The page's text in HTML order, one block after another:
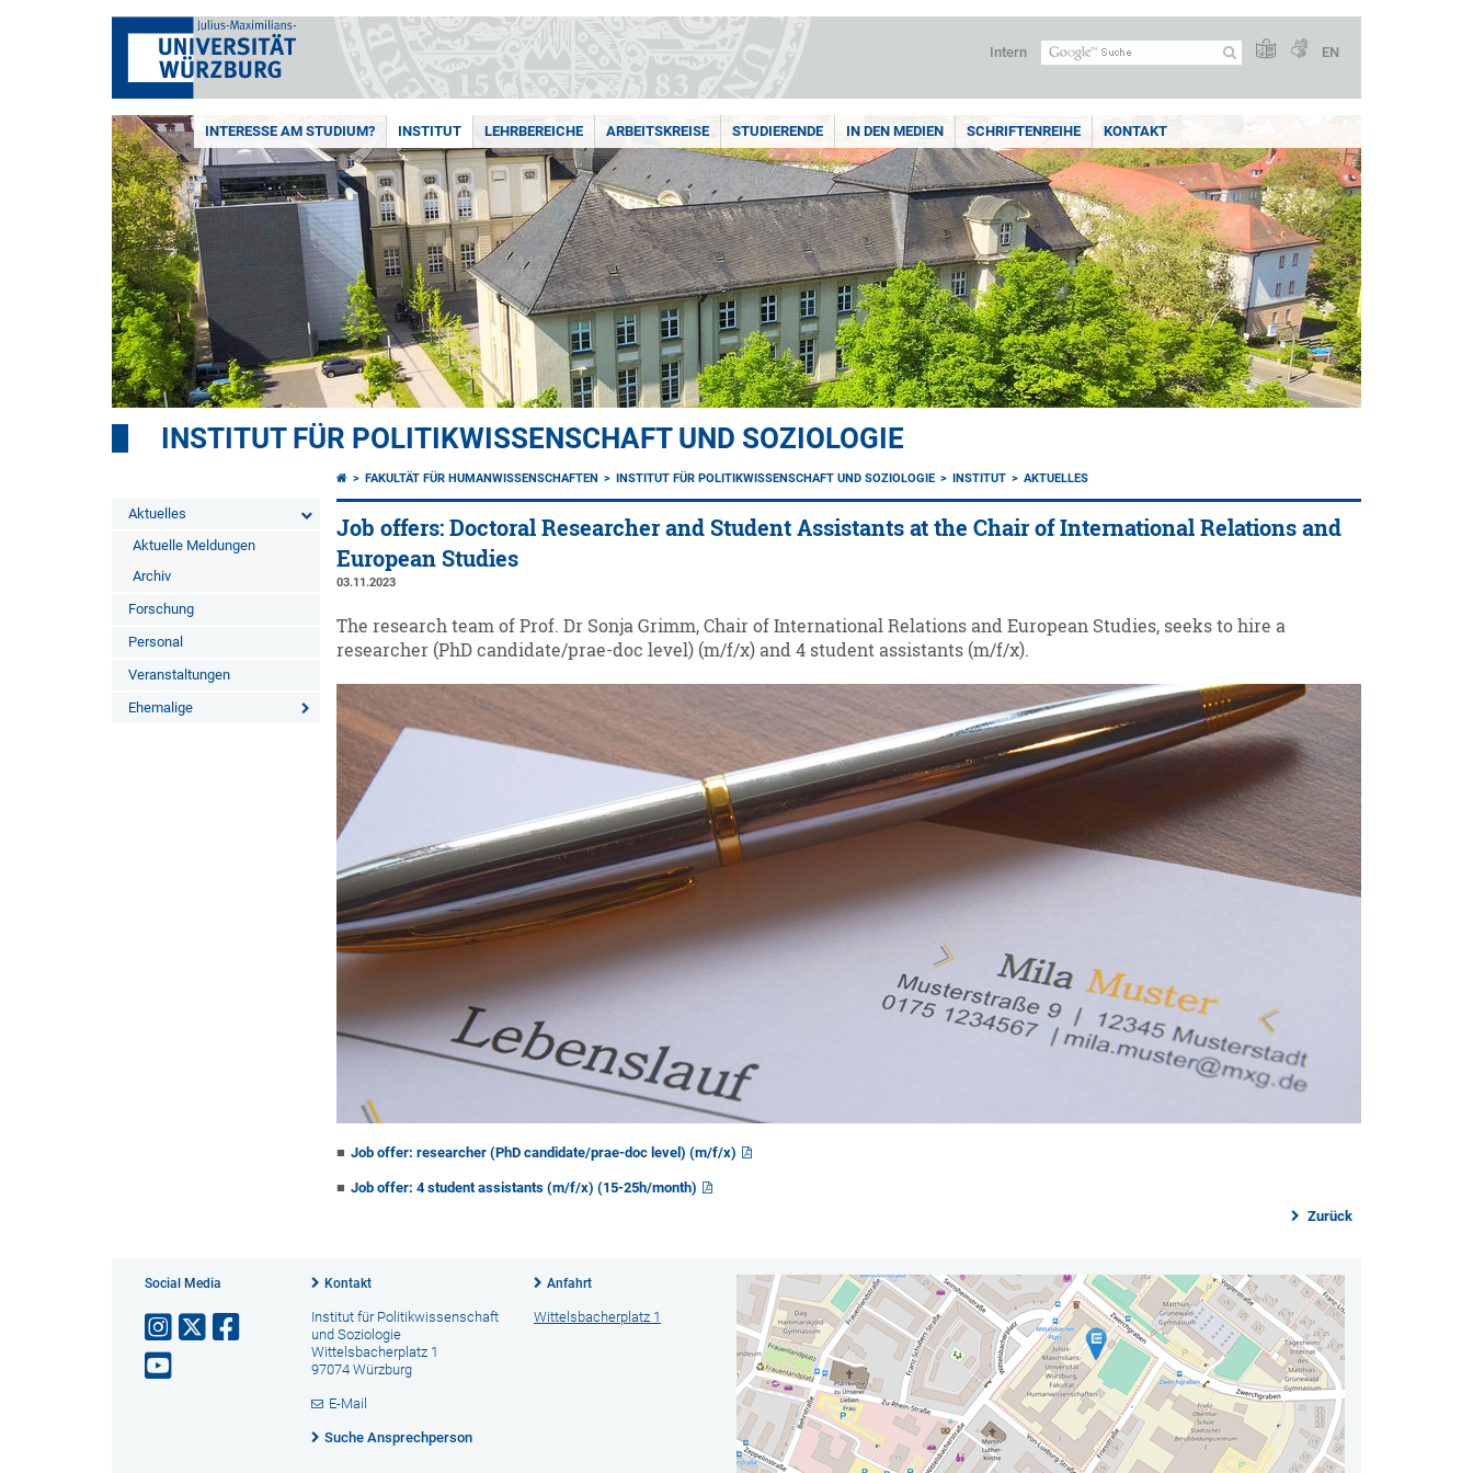
Intern EN
INTERESSE AM STUDIUM? INSTITUT LEHRBEREICHE ARBEITSKREISE STUDIERENDE IN DEN MEDIEN SCHRIFTENREIHE KONTAKT
INSTITUT FÜR POLITIKWISSENSCHAFT UND SOZIOLOGIE
Aktuelles
Aktuelle Meldungen
Archiv
Forschung
Personal
Veranstaltungen
Ehemalige
FAKULTÄT FÜR HUMANWISSENSCHAFTEN INSTITUT FÜR POLITIKWISSENSCHAFT UND SOZIOLOGIE INSTITUT AKTUELLES
Job offers: Doctoral Researcher and Student Assistants at the Chair of International Relations and
European Studies
03.11.2023
The research team of Prof. Dr Sonja Grimm, Chair of International Relations and European Studies, seeks to hire a
researcher (PhD candidate/prae-doc level) (m/f/x) and 4 student assistants (m/f/x).
Job offer: researcher (PhD candidate/prae-doc level) (m/f/x)
Job offer: 4 student assistants (m/f/x) (15-25h/month)
Zurück
Social Media Kontakt
Institut für Politikwissenschaft
und Soziologie
Wittelsbacherplatz 1
97074 Würzburg
E-Mail
Suche Ansprechperson
Anfahrt
Wittelsbacherplatz 1